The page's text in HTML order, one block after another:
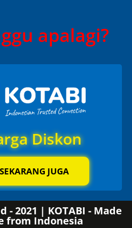
apalagi?
Diskon
JUGA
- 2021 | KOTABI - Made
from Indonesia